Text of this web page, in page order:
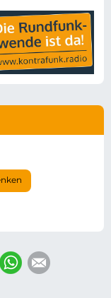
Xing WhatsApp